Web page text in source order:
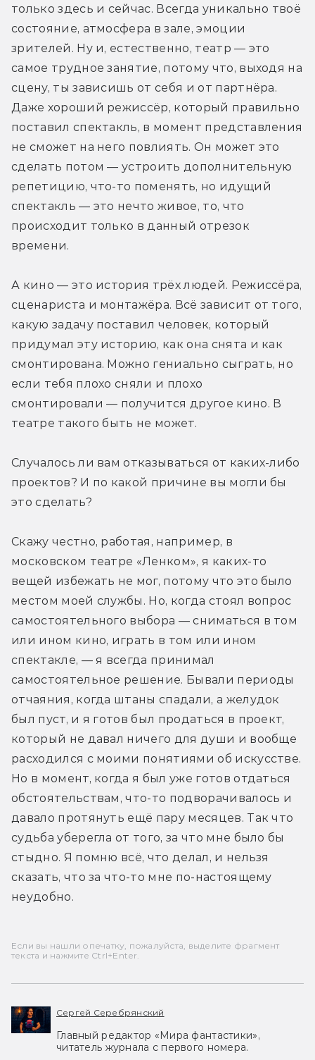
только здесь и сейчас. Всегда уникально твоё
состояние, атмосфера в зале, эмоции
зрителей. Ну и, естественно, театр — это
самое трудное занятие, потому что, выходя на
сцену, ты зависишь от себя и от партнёра.
Даже хороший режиссёр, который правильно
поставил спектакль, в момент представления
не сможет на него повлиять. Он может это
сделать потом — устроить дополнительную
репетицию, что-то поменять, но идущий
спектакль — это нечто живое, то, что
происходит только в данный отрезок
времени.
А кино — это история трёх людей. Режиссёра,
сценариста и монтажёра. Всё зависит от того,
какую задачу поставил человек, который
придумал эту историю, как она снята и как
смонтирована. Можно гениально сыграть, но
если тебя плохо сняли и плохо
смонтировали — получится другое кино. В
театре такого быть не может.
Случалось ли вам отказываться от каких-либо
проектов? И по какой причине вы могли бы
это сделать?
Скажу честно, работая, например, в
московском театре «Ленком», я каких-то
вещей избежать не мог, потому что это было
местом моей службы. Но, когда стоял вопрос
самостоятельного выбора — сниматься в том
или ином кино, играть в том или ином
спектакле, — я всегда принимал
самостоятельное решение. Бывали периоды
отчаяния, когда штаны спадали, а желудок
был пуст, и я готов был продаться в проект,
который не давал ничего для души и вообще
расходился с моими понятиями об искусстве.
Но в момент, когда я был уже готов отдаться
обстоятельствам, что-то подворачивалось и
давало протянуть ещё пару месяцев. Так что
судьба уберегла от того, за что мне было бы
стыдно. Я помню всё, что делал, и нельзя
сказать, что за что-то мне по-настоящему
неудобно.
Если вы нашли опечатку, пожалуйста, выделите фрагмент
текста и нажмите Ctrl+Enter.
Сергей Серебрянский
Главный редактор «Мира фантастики»,
читатель журнала с первого номера.